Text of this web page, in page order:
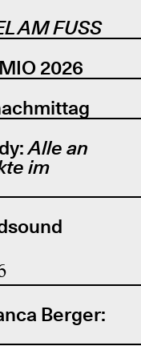
AM FUSS
2026
Alle an
im
Berger: